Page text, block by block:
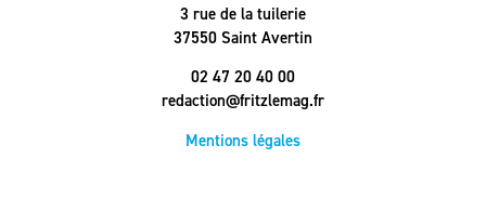
3 rue de la tuilerie
37550 Saint Avertin
02 47 20 40 00
redaction@fritzlemag.fr
Mentions légales